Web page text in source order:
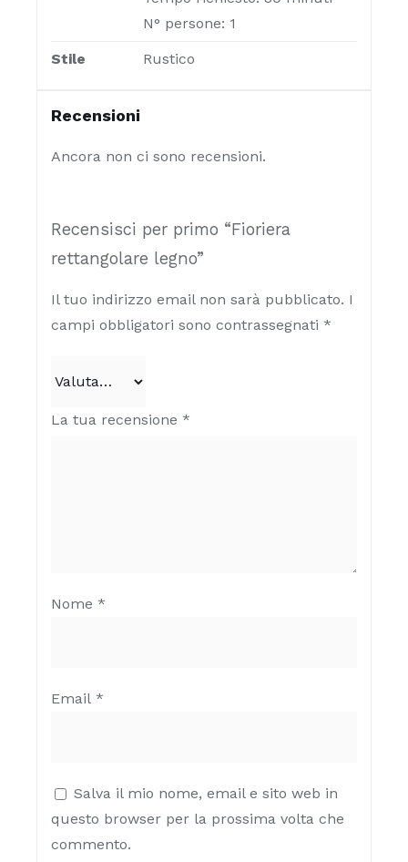
N° persone: 1
Stile Rustico
Recensioni
Ancora non ci sono recensioni.
Recensisci per primo “Fioriera
rettangolare legno”
Il tuo indirizzo email non sarà pubblicato. I
campi obbligatori sono contrassegnati *
La tua recensione *
Nome *
Email *
Salva il mio nome, email e sito web in
questo browser per la prossima volta che
commento.